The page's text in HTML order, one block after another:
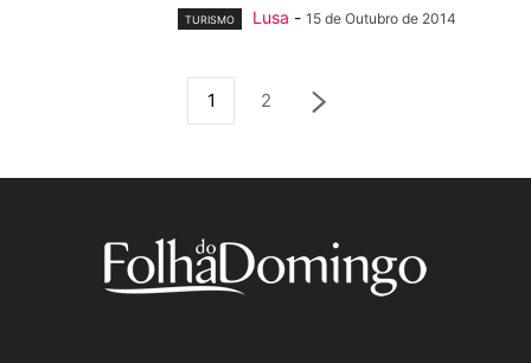
TURISMO Lusa - 15 de Outubro de 2014
1 2